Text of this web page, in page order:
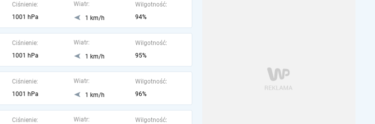
Ciśnienie:
1001 hPa
Wiatr:
1 km/h
Wilgotność:
94%
Ciśnienie:
1001 hPa
Wiatr:
1 km/h
Wilgotność:
95%
Ciśnienie:
1001 hPa
Wiatr:
1 km/h
Wilgotność:
96%
Ciśnienie:
Wiatr:
Wilgotność: